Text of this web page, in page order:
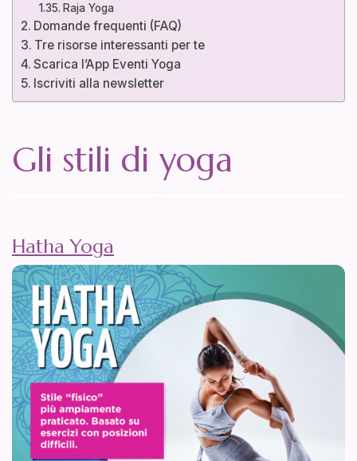
Raja Yoga
Domande frequenti (FAQ)
Tre risorse interessanti per te
Scarica l’App Eventi Yoga
Iscriviti alla newsletter
Gli stili di yoga
Hatha Yoga